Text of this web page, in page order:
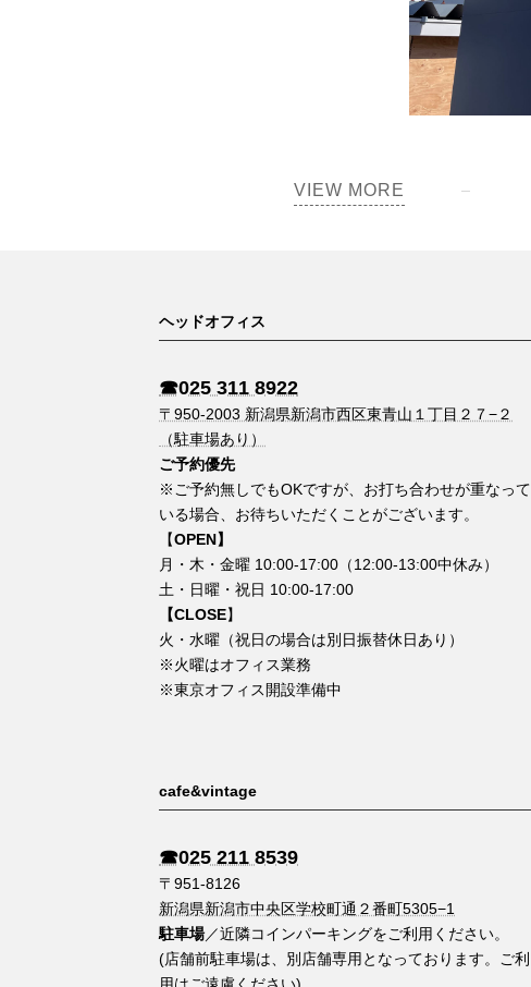
VIEW MORE
ヘッドオフィス
☎︎025 311 8922
〒950-2003 新潟県新潟市西区東青山１丁目２７−２
（駐車場あり）
ご予約優先
※ご予約無しでもOKですが、お打ち合わせが重なって
いる場合、お待ちいただくことがございます。
【OPEN】
月・木・金曜 10:00-17:00（12:00-13:00中休み）
土・日曜・祝日 10:00-17:00
【CLOSE】
火・水曜（祝日の場合は別日振替休日あり）
※火曜はオフィス業務
※東京オフィス開設準備中
cafe&vintage
☎︎025 211 8539
〒951-8126
新潟県新潟市中央区学校町通２番町5305−1
駐車場／近隣コインパーキングをご利用ください。
(店舗前駐車場は、別店舗専用となっております。ご利